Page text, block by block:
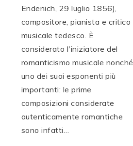
Endenich, 29 luglio 1856),
compositore, pianista e critico
musicale tedesco. È
considerato l'iniziatore del
romanticismo musicale nonché
uno dei suoi esponenti più
importanti: le prime
composizioni considerate
autenticamente romantiche
sono infatti…